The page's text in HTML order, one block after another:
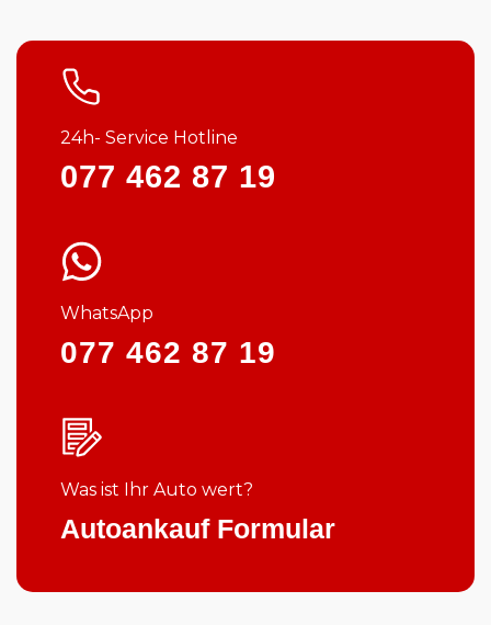
24h- Service Hotline
077 462 87 19
WhatsApp
077 462 87 19
Was ist Ihr Auto wert?
Autoankauf Formular